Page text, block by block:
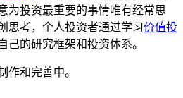
为投资最重要的事情唯有经常思
思考，个人投资者通过学习价值投
己的研究框架和投资体系。
作和完善中。